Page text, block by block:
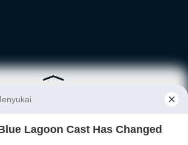
Daftar